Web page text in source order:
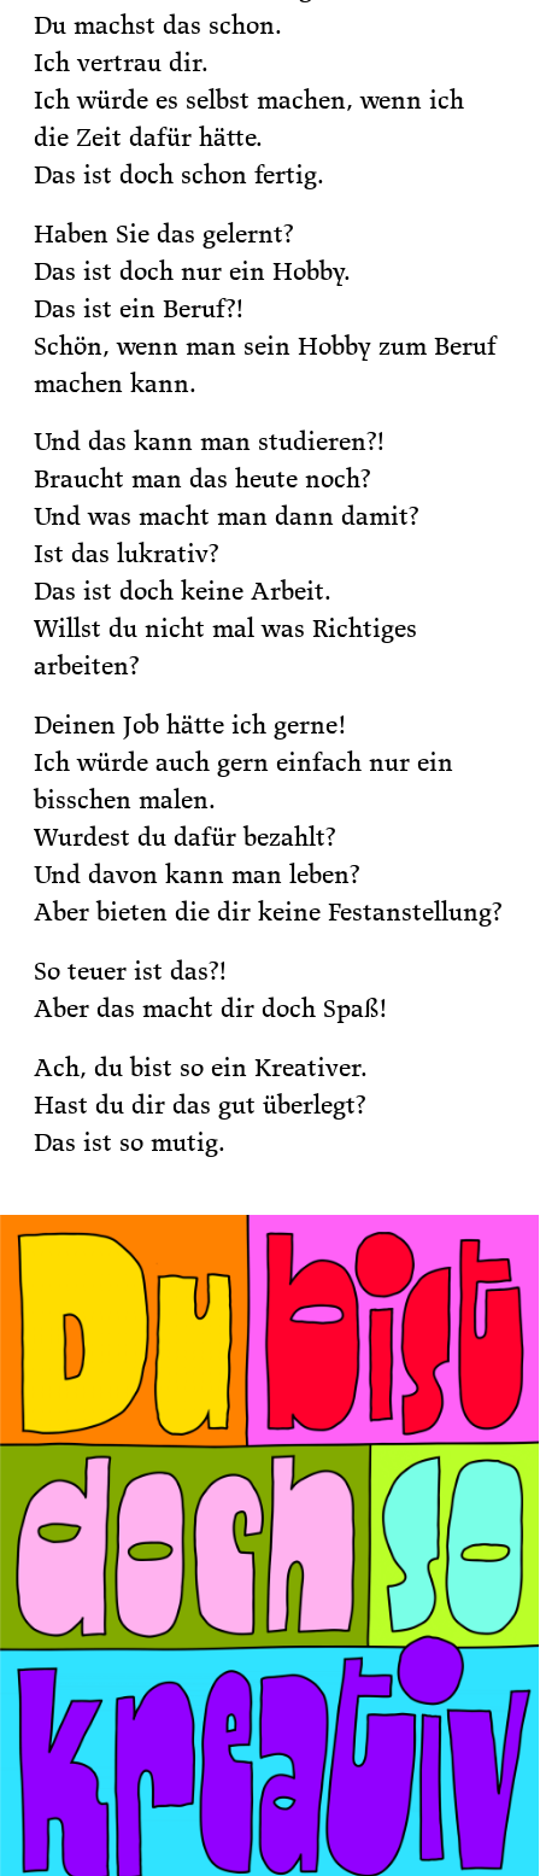
Du machst das schon.
Ich vertrau dir.
Ich würde es selbst machen, wenn ich
die Zeit dafür hätte.
Das ist doch schon fertig.
Haben Sie das gelernt?
Das ist doch nur ein Hobby.
Das ist ein Beruf?!
Schön, wenn man sein Hobby zum Beruf
machen kann.
Und das kann man studieren?!
Braucht man das heute noch?
Und was macht man dann damit?
Ist das lukrativ?
Das ist doch keine Arbeit.
Willst du nicht mal was Richtiges
arbeiten?
Deinen Job hätte ich gerne!
Ich würde auch gern einfach nur ein
bisschen malen.
Wurdest du dafür bezahlt?
Und davon kann man leben?
Aber bieten die dir keine Festanstellung?
So teuer ist das?!
Aber das macht dir doch Spaß!
Ach, du bist so ein Kreativer.
Hast du dir das gut überlegt?
Das ist so mutig.